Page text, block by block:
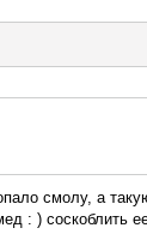
смолу, а
: ) соскоблить